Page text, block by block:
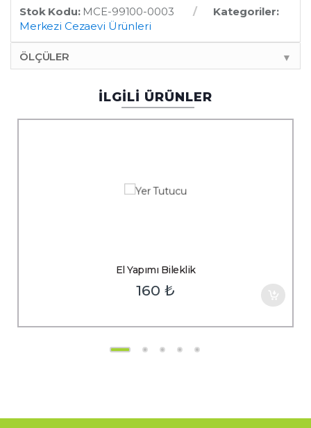
Stok Kodu: MCE-99100-0003
Kategoriler:
Merkezi Cezaevi Ürünleri
ÖLÇÜLER ▼
İLGİLİ ÜRÜNLER
El Yapımı Bileklik
160 ₺